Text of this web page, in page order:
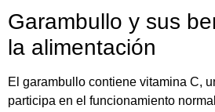
Garambullo y sus
la alimentación
El garambullo contiene vitamina C,
participa en el funcionamiento